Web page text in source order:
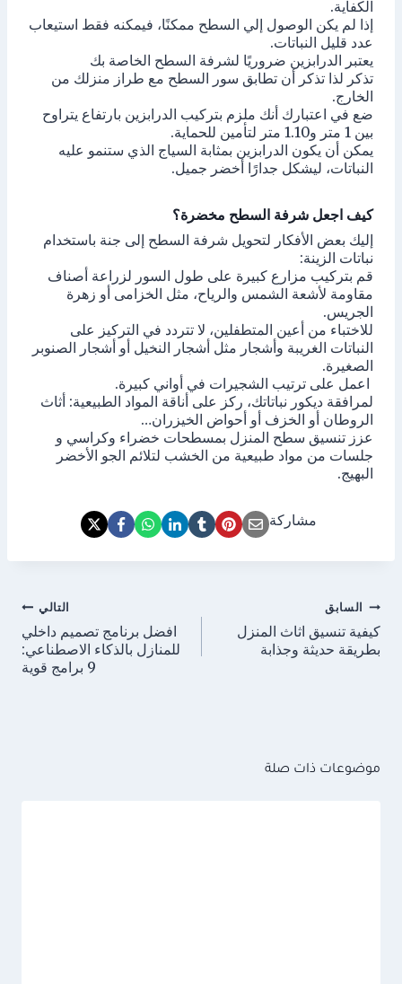
الكفاية.
إذا لم يكن الوصول إلي السطح ممكنًا، فيمكنه فقط استيعاب
عدد قليل النباتات.
يعتبر الدرابزين ضروريًا لشرفة السطح الخاصة بك
تذكر لذا تذكر أن تطابق سور السطح مع طراز منزلك من
الخارج.
ضع في اعتبارك أنك ملزم بتركيب الدرابزين بارتفاع يتراوح
بين 1 متر و1.10 متر لتأمين للحماية.
يمكن أن يكون الدرابزين بمثابة السياج الذي ستنمو عليه
النباتات، ليشكل جدارًا أخضر جميل.
كيف اجعل شرفة السطح مخضرة؟
إليك بعض الأفكار لتحويل شرفة السطح إلى جنة باستخدام
نباتات الزينة:
قم بتركيب مزارع كبيرة على طول السور لزراعة أصناف
مقاومة لأشعة الشمس والرياح، مثل الخزامى أو زهرة
الجريس.
للاختباء من أعين المتطفلين، لا تتردد في التركيز على
النباتات الغريبة وأشجار مثل أشجار النخيل أو أشجار الصنوبر
الصغيرة.
اعمل على ترتيب الشجيرات في أواني كبيرة.
لمرافقة ديكور نباتاتك، ركز على أناقة المواد الطبيعية: أثاث
الروطان أو الخزف أو أحواض الخيزران…
عزز تنسيق سطح المنزل بمسطحات خضراء وكراسي و
جلسات من مواد طبيعية من الخشب لتلائم الجو الأخضر
البهيج.
مشاركة
تصفّح
المقالات
السابق
كيفية تنسيق اثاث المنزل
بطريقة حديثة وجذابة
التالي
افضل برنامج تصميم داخلي
للمنازل بالذكاء الاصطناعي:
9 برامج قوية
موضوعات ذات صلة